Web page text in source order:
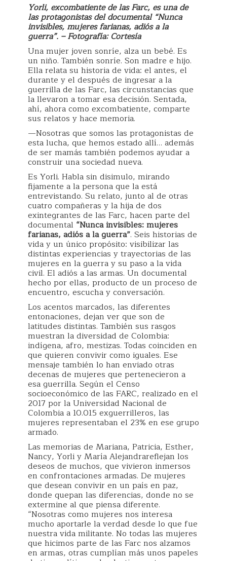
Yorli, excombatiente de las Farc, es una de
las protagonistas del documental “Nunca
invisibles, mujeres farianas, adiós a la
guerra”. – Fotografía: Cortesía
Una mujer joven sonríe, alza un bebé. Es
un niño. También sonríe. Son madre e hijo.
Ella relata su historia de vida: el antes, el
durante y el después de ingresar a la
guerrilla de las Farc, las circunstancias que
la llevaron a tomar esa decisión. Sentada,
ahí, ahora como excombatiente, comparte
sus relatos y hace memoria.
—Nosotras que somos las protagonistas de
esta lucha, que hemos estado allí… además
de ser mamás también podemos ayudar a
construir una sociedad nueva.
Es Yorli. Habla sin disimulo, mirando
fijamente a la persona que la está
entrevistando. Su relato, junto al de otras
cuatro compañeras y la hija de dos
exintegrantes de las Farc, hacen parte del
documental “Nunca invisibles: mujeres
farianas, adiós a la guerra”. Seis historias de
vida y un único propósito: visibilizar las
distintas experiencias y trayectorias de las
mujeres en la guerra y su paso a la vida
civil. El adiós a las armas. Un documental
hecho por ellas, producto de un proceso de
encuentro, escucha y conversación.
Los acentos marcados, las diferentes
entonaciones, dejan ver que son de
latitudes distintas. También sus rasgos
muestran la diversidad de Colombia:
indígena, afro, mestizas. Todas coinciden en
que quieren convivir como iguales. Ese
mensaje también lo han enviado otras
decenas de mujeres que pertenecieron a
esa guerrilla. Según el Censo
socioeconómico de las FARC, realizado en el
2017 por la Universidad Nacional de
Colombia a 10.015 exguerrilleros, las
mujeres representaban el 23% en ese grupo
armado.
Las memorias de Mariana, Patricia, Esther,
Nancy, Yorli y María Alejandrareflejan los
deseos de muchos, que vivieron inmersos
en confrontaciones armadas. De mujeres
que desean convivir en un país en paz,
donde quepan las diferencias, donde no se
extermine al que piensa diferente.
“Nosotras como mujeres nos interesa
mucho aportarle la verdad desde lo que fue
nuestra vida militante. No todas las mujeres
que hicimos parte de las Farc nos alzamos
en armas, otras cumplían más unos papeles